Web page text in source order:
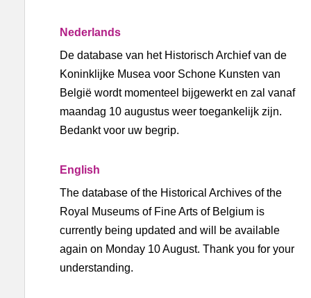
Nederlands
De database van het Historisch Archief van de
Koninklijke Musea voor Schone Kunsten van
België wordt momenteel bijgewerkt en zal vanaf
maandag 10 augustus weer toegankelijk zijn.
Bedankt voor uw begrip.
English
The database of the Historical Archives of the
Royal Museums of Fine Arts of Belgium is
currently being updated and will be available
again on Monday 10 August. Thank you for your
understanding.